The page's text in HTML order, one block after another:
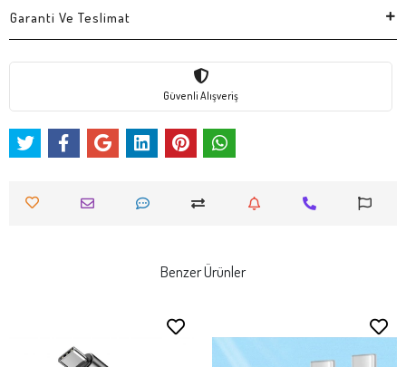
Garanti Ve Teslimat
Güvenli Alışveriş
Benzer Ürünler